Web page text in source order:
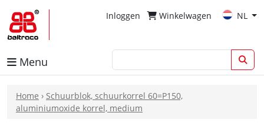
Inloggen Winkelwagen NL
Menu
Home › Schuurblok, schuurkorrel 60=P150,
aluminiumoxide korrel, medium